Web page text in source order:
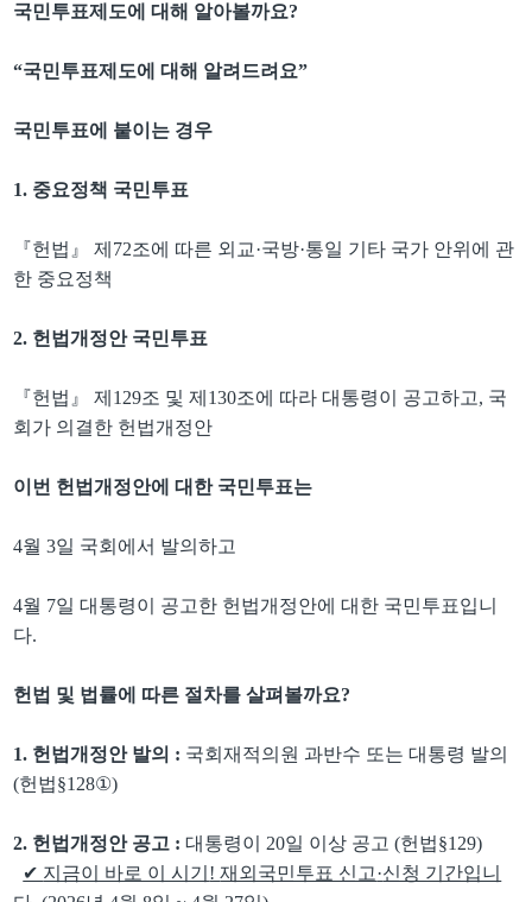
국민투표제도에 대해 알아볼까요?
“국민투표제도에 대해 알려드려요”
국민투표에 붙이는 경우
1. 중요정책 국민투표
『헌법 』제 72조에 따른 외교·국방·통일 기타 국가 안위에 관
한 중요정책
2. 헌법개정안 국민투표
『헌법 』제 129조 및 제 130조에 따라 대통령이 공고하고, 국
회가 의결한 헌법개정안
이번 헌법개정안에 대한 국민투표는
4월3일 국회에서 발의하고
4월 7일 대통령이 공고한 헌법개정안에 대한 국민투표입니
다.
헌법 및 법률에 따른 절차를 살펴볼까요?
1. 헌법개정안 발의 : 국회재적의원 과반수 또는 대통령 발의
(헌법§128①)
2. 헌법개정안 공고 :대통령이 20일 이상 공고(헌법§129)
✔ 지금이 바로 이 시기 !재외국민투표 신고·신청 기간입니